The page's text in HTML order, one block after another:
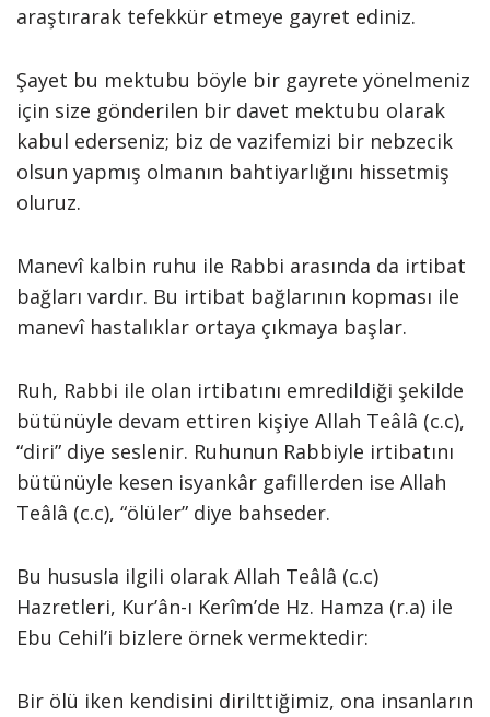
araştırarak tefekkür etmeye gayret ediniz.
Şayet bu mektubu böyle bir gayrete yönelmeniz
için size gönderilen bir davet mektubu olarak
kabul ederseniz; biz de vazifemizi bir nebzecik
olsun yapmış olmanın bahtiyarlığını hissetmiş
oluruz.
Manevî kalbin ruhu ile Rabbi arasında da irtibat
bağları vardır. Bu irtibat bağlarının kopması ile
manevî hastalıklar ortaya çıkmaya başlar.
Ruh, Rabbi ile olan irtibatını emredildiği şekilde
bütünüyle devam ettiren kişiye Allah Teâlâ (c.c),
“diri” diye seslenir. Ruhunun Rabbiyle irtibatını
bütünüyle kesen isyankâr gafillerden ise Allah
Teâlâ (c.c), “ölüler” diye bahseder.
Bu hususla ilgili olarak Allah Teâlâ (c.c)
Hazretleri, Kur’ân-ı Kerîm’de Hz. Hamza (r.a) ile
Ebu Cehil’i bizlere örnek vermektedir:
Bir ölü iken kendisini dirilttiğimiz, ona insanların